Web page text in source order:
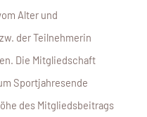
Alter und
der Teilnehmerin
Die Mitgliedschaft
Sportjahresende
des Mitgliedsbeitrags